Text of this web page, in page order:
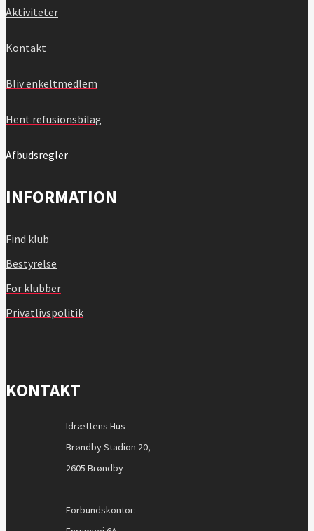
Aktiviteter
Kontakt
Bliv enkeltmedlem
Hent refusionsbilag
Afbudsregler
INFORMATION
Find klub
Bestyrelse
For klubber
Privatlivspolitik
KONTAKT
Idrættens Hus
Brøndby Stadion 20,
2605 Brøndby
Forbundskontor: